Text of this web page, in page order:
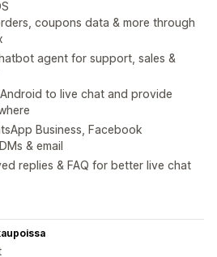
coupons data & more through
agent for support, sales &
to live chat and provide
Business, Facebook
& email
replies & FAQ for better live chat